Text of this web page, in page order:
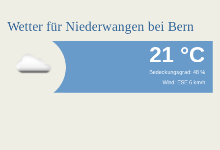
Wetter für Niederwangen bei Bern
21 °C
Bedeckungsgrad: 48 %
Wind: ESE 6 km/h